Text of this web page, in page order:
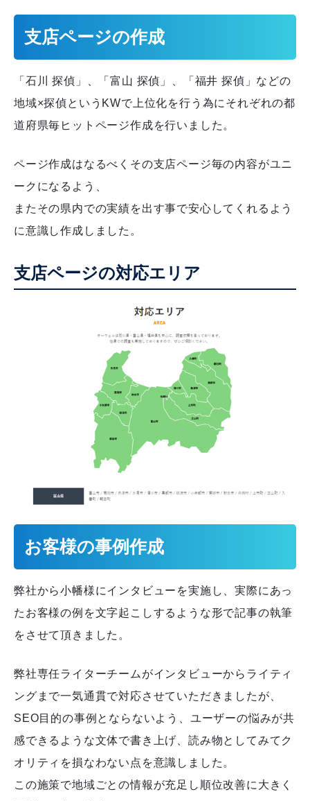
支店ページの作成
「石川 探偵」、「富山 探偵」、「福井 探偵」などの
地域×探偵というKWで上位化を行う為にそれぞれの都
道府県毎ヒットページ作成を行いました。
ページ作成はなるべくその支店ページ毎の内容がユニ
ークになるよう、
またその県内での実績を出す事で安心してくれるよう
に意識し作成しました。
支店ページの対応エリア
お客様の事例作成
弊社から小幡様にインタビューを実施し、実際にあっ
たお客様の例を文字起こしするような形で記事の執筆
をさせて頂きました。
弊社専任ライターチームがインタビューからライティ
ングまで一気通貫で対応させていただきましたが、
SEO目的の事例とならないよう、ユーザーの悩みが共
感できるような文体で書き上げ、読み物としてみてク
オリティを損なわない点を意識しました。
この施策で地域ごとの情報が充足し順位改善に大きく